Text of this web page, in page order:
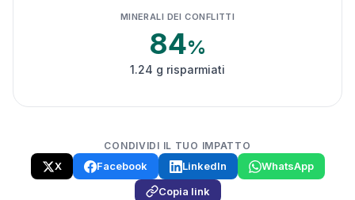
MINERALI DEI CONFLITTI
84%
1.24 g risparmiati
CONDIVIDI IL TUO IMPATTO
X Facebook LinkedIn
WhatsApp
Copia link